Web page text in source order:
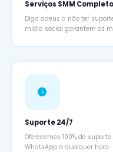
Serviços SMM
Diga adeus a não ter
mídia social garantem os
Suporte 24/7
Oferecemos 100% de
WhatsApp a qualquer hora.